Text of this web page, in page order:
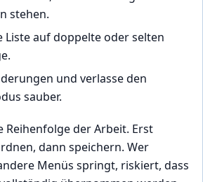
stehen.
Liste auf doppelte oder selten
und verlasse den
sauber.
Reihenfolge der Arbeit. Erst
dann speichern. Wer
Menüs springt, riskiert, dass